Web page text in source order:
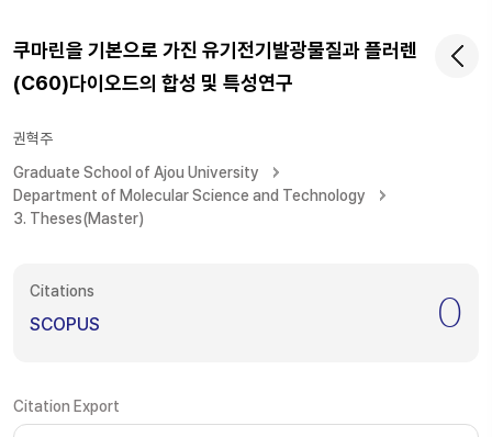
쿠마린을 기본으로 가진 유기전기발광물질과 플러렌
(C60)다이오드의 합성 및 특성연구
권혁주
Graduate School of Ajou University
Department of Molecular Science and Technology
3. Theses(Master)
Citations
SCOPUS 0
Citation Export